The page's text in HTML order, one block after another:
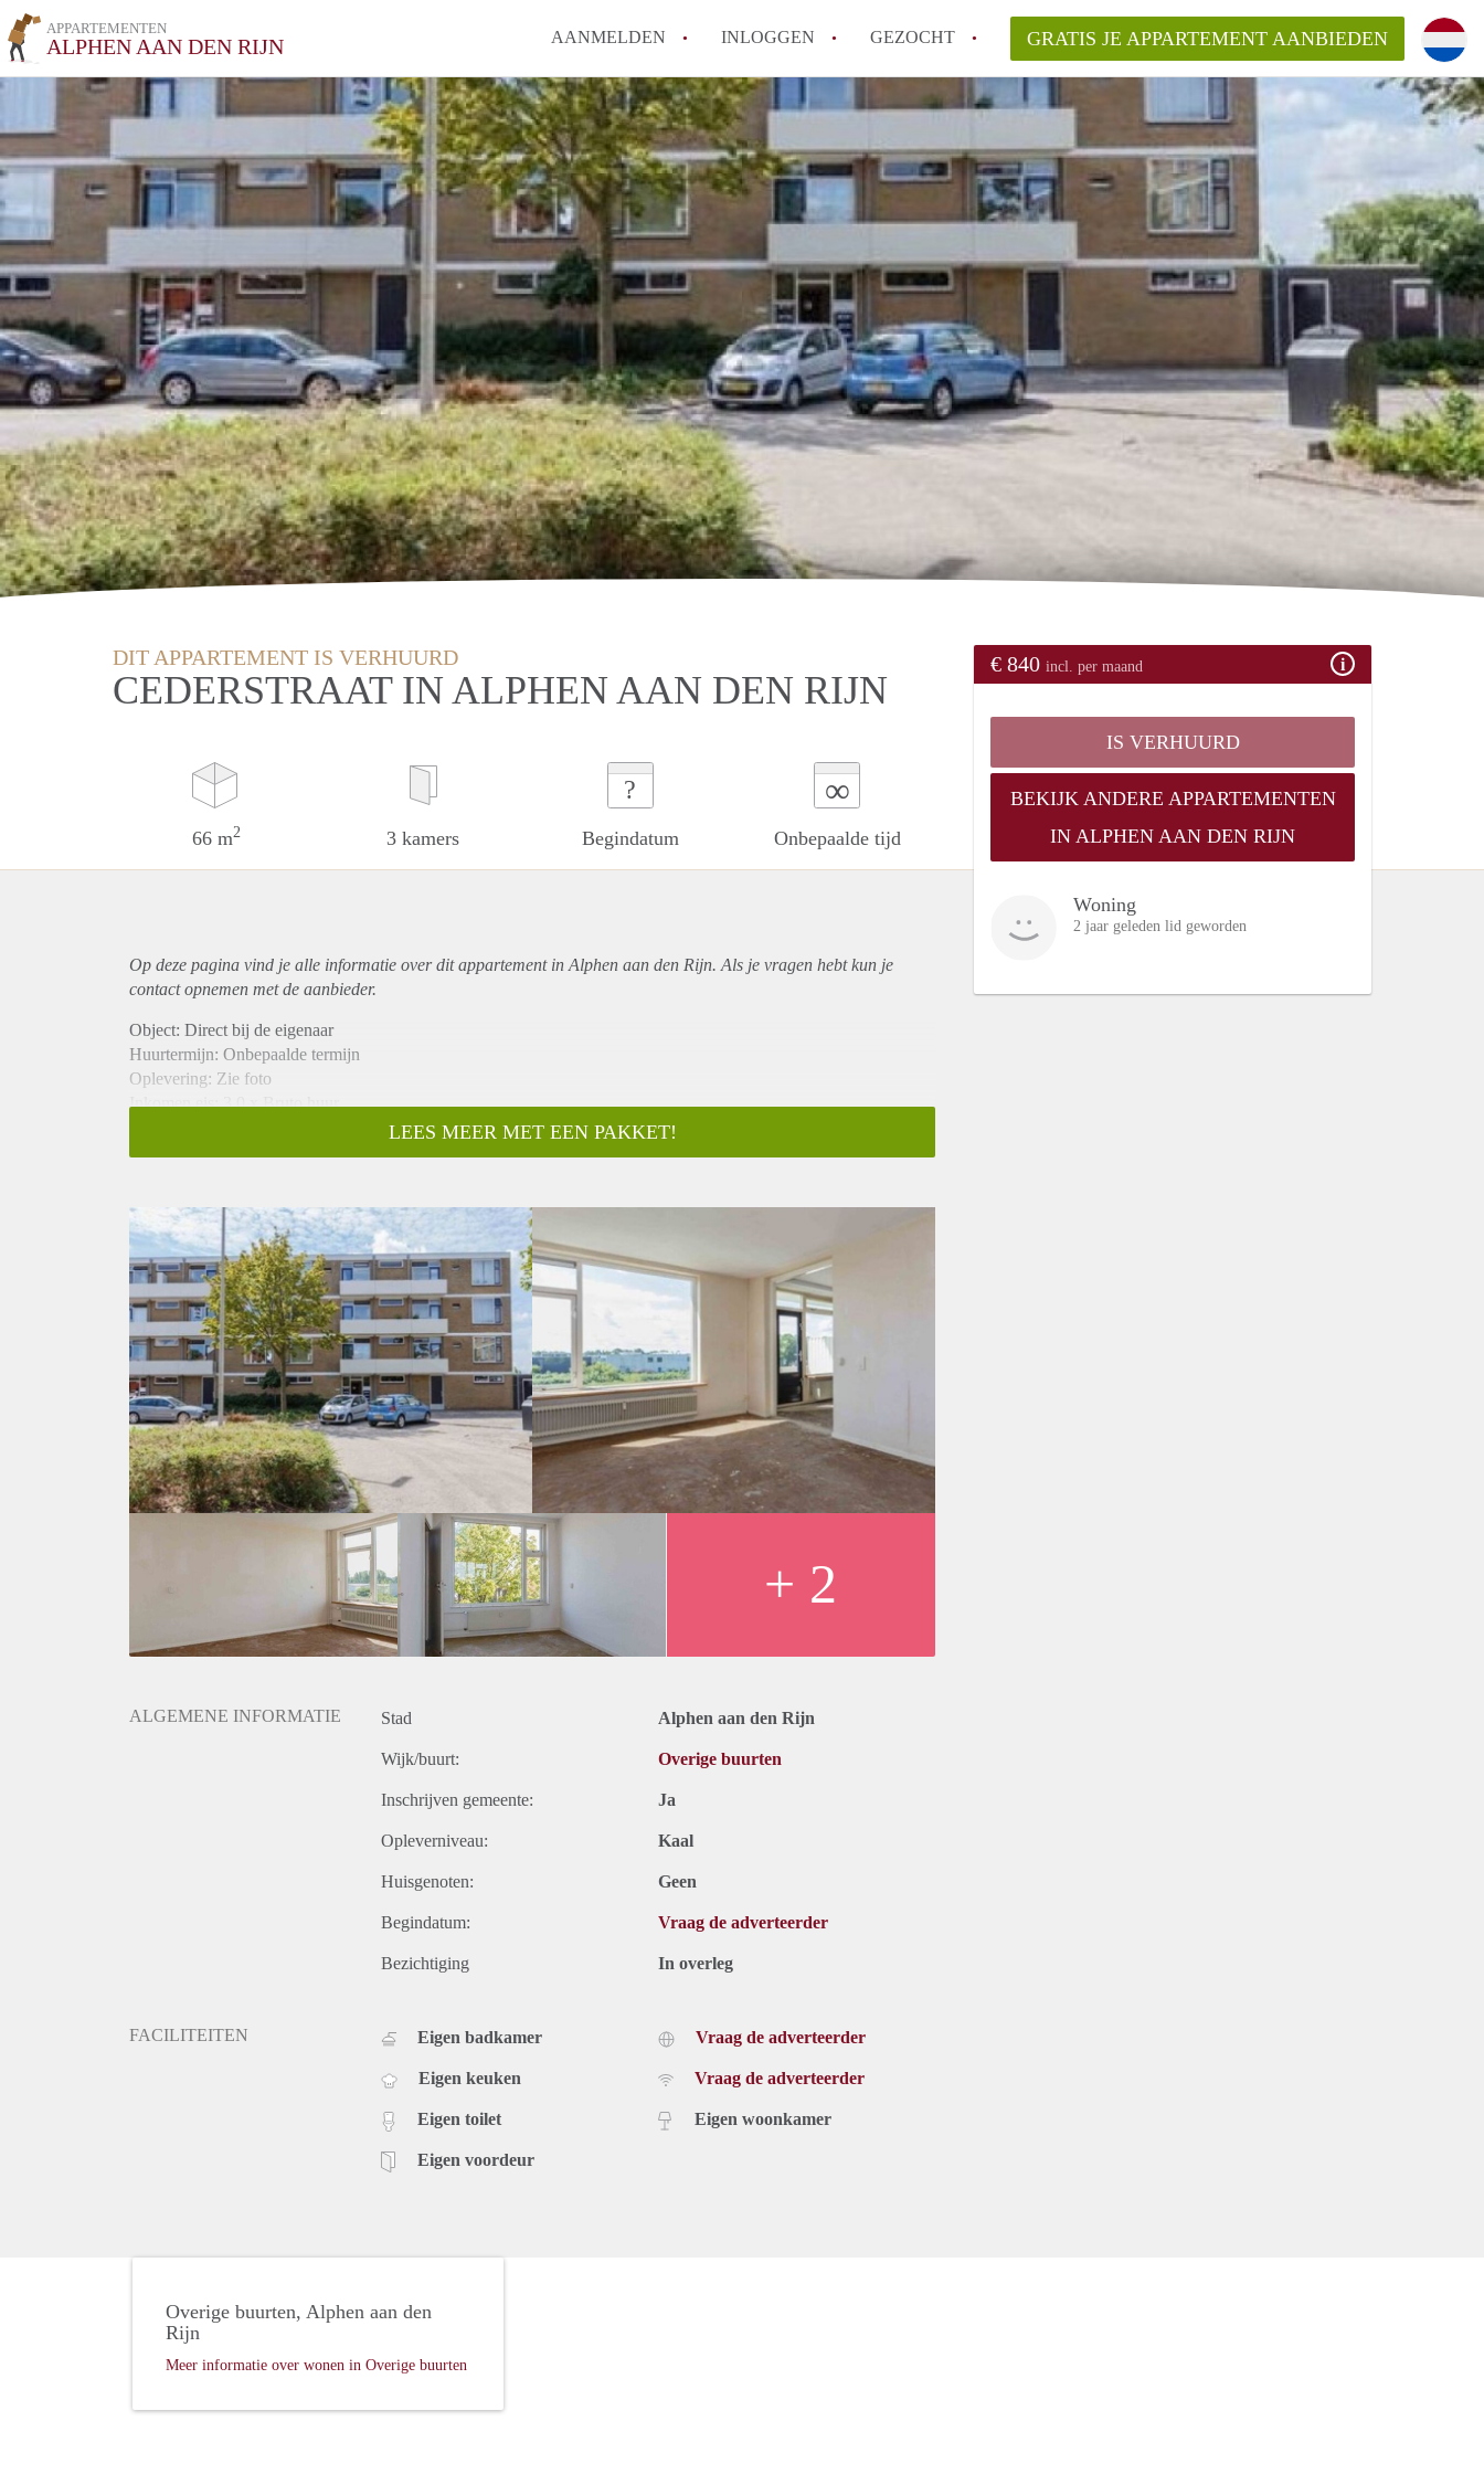
APPARTEMENTEN
ALPHEN AAN DEN RIJN AANMELDEN INLOGGEN GEZOCHT GRATIS JE APPARTEMENT AANBIEDEN
DIT APPARTEMENT IS VERHUURD
CEDERSTRAAT IN ALPHEN AAN DEN RIJN
66 m2 3 kamers
?
Begindatum
∞
Onbepaalde tijd
€ 840 incl. per maand
IS VERHUURD
BEKIJK ANDERE APPARTEMENTEN
IN ALPHEN AAN DEN RIJN
Woning
2 jaar geleden lid geworden
Op deze pagina vind je alle informatie over ditappartementin Alphen aan den Rijn. Als je vragen hebt kun je
contact opnemen met de aanbieder.
Object: Direct bij de eigenaar
Huurtermijn: Onbepaalde termijn
Oplevering: Zie foto
Inkomen eis: 3,0 x Bruto huur
Borg: 1 Maand
Huisdieren toegestaan: Afhankelijk van de Eigenaar
Huurtoeslag grens: Nee
Geschikt voor studenten: Afhankelijk van de Eigenaar
LEES MEER MET EEN PAKKET!
+ 2
ALGEMENE INFORMATIE Stad Alphen aan den Rijn
Wijk/buurt: Overige buurten
Inschrijven gemeente: Ja
Opleverniveau: Kaal
Huisgenoten: Geen
Begindatum: Vraag de adverteerder
Bezichtiging In overleg
FACILITEITEN Eigen badkamer
Eigen keuken
Eigen toilet
Eigen voordeur
Vraag de adverteerder
Vraag de adverteerder
Eigen woonkamer
Overige buurten, Alphen aan den
Rijn
Meer informatie over wonen in Overige buurten